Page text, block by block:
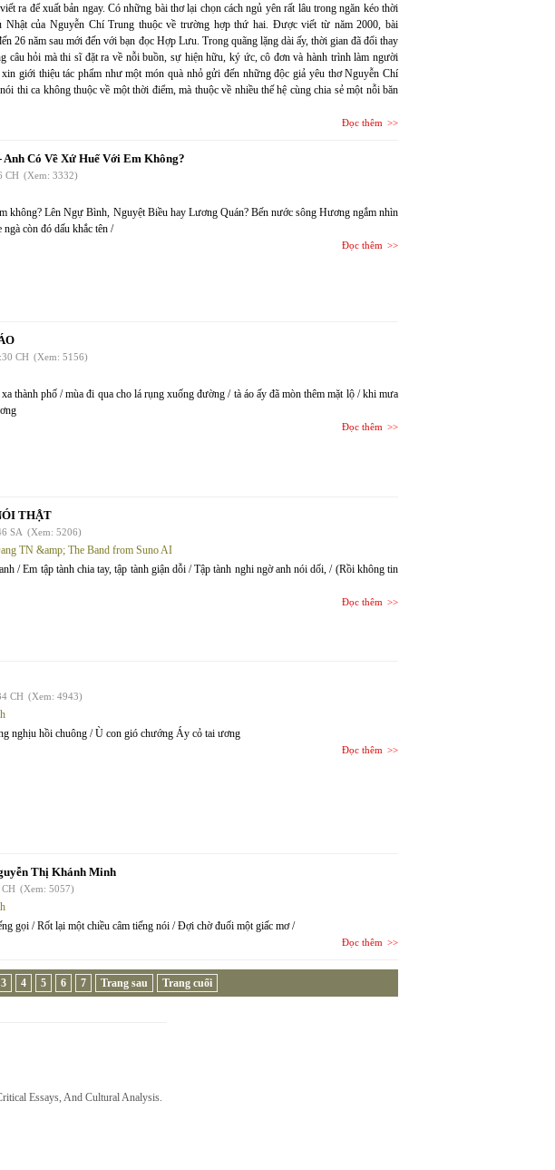
ra để xuất bản ngay. Có những bài thơ lại chọn cách ngủ yên rất lâu trong ngăn kéo thời
Nhật của Nguyễn Chí Trung thuộc về trường hợp thứ hai. Được viết từ năm 2000, bài
26 năm sau mới đến với bạn đọc Hợp Lưu. Trong quãng lặng dài ấy, thời gian đã đổi thay
câu hỏi mà thi sĩ đặt ra về nỗi buồn, sự hiện hữu, ký ức, cô đơn và hành trình làm người
giới thiệu tác phẩm như một món quà nhỏ gửi đến những độc giả yêu thơ Nguyễn Chí
thi ca không thuộc về một thời điểm, mà thuộc về nhiều thế hệ cùng chia sẻ một nỗi băn
Đọc thêm
Có Về Xứ Huế Với Em Không?
CH (Xem: 3332)
không? Lên Ngự Bình, Nguyệt Biều hay Lương Quán? Bến nước sông Hương ngắm nhìn
còn đó dấu khắc tên /
Đọc thêm
CH (Xem: 5156)
thành phố / mùa đi qua cho lá rụng xuống đường / tà áo ấy đã mòn thêm mặt lộ / khi mưa
Đọc thêm
THẬT
SA (Xem: 5206)
TN &amp; The Band from Suno AI
/ Em tập tành chia tay, tập tành giận dỗi / Tập tành nghi ngờ anh nói dối, / (Rồi không tin
Đọc thêm
CH (Xem: 4943)
nghịu hồi chuông / Ù con gió chướng Áy cỏ tai ương
Đọc thêm
Thị Khánh Minh
(Xem: 5057)
gọi / Rốt lại một chiều câm tiếng nói / Đợi chờ đuối một giấc mơ /
Đọc thêm
3 4 5 6 7 Trang sau Trang cuối
Essays, And Cultural Analysis.